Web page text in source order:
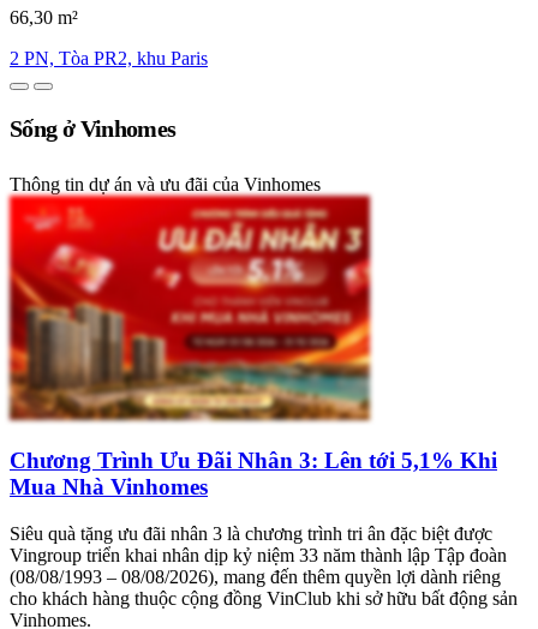
66,30 m²
2 PN, Tòa PR2, khu Paris
Sống ở Vinhomes
Thông tin dự án và ưu đãi của Vinhomes
Chương Trình Ưu Đãi Nhân 3: Lên tới 5,1% Khi
Mua Nhà Vinhomes
Siêu quà tặng ưu đãi nhân 3 là chương trình tri ân đặc biệt được
Vingroup triển khai nhân dịp kỷ niệm 33 năm thành lập Tập đoàn
(08/08/1993 – 08/08/2026), mang đến thêm quyền lợi dành riêng
cho khách hàng thuộc cộng đồng VinClub khi sở hữu bất động sản
Vinhomes.